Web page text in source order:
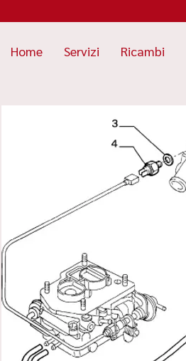
Home Servizi Ricambi